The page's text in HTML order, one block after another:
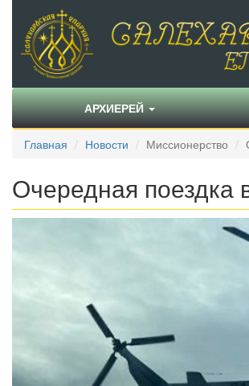
АРХИЕРЕЙ
Главная Новости Миссионерство
Очередная поездка